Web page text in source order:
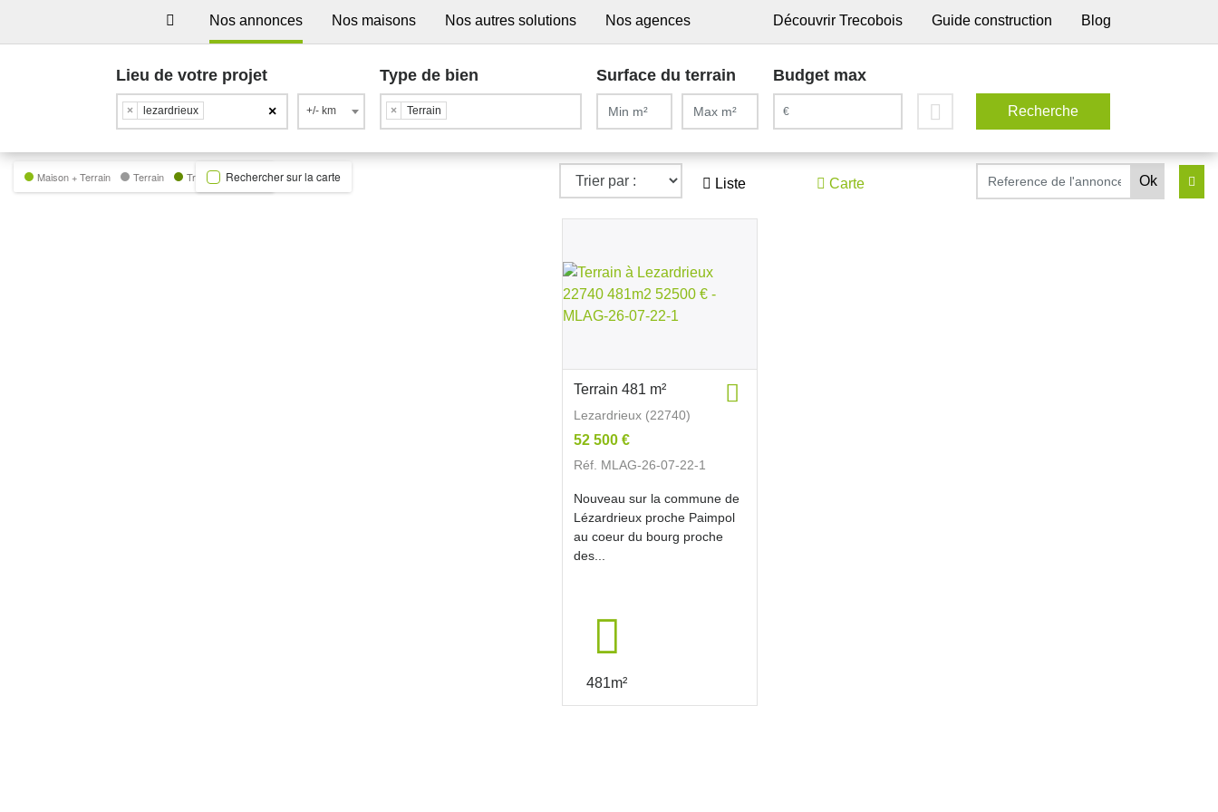
Nos annonces Nos maisons Nos autres solutions Nos agences Découvrir Trecobois Guide construction Blog
Lieu de votre projet
×
× lezardrieux +/- km
Type de bien
× Terrain
Surface du terrain Budget max
Liste Carte
Maison + Terrain Terrain Trecobat GreenRechercher sur la carte
Terrain 481 m²
Lezardrieux (22740)
52 500 €
Réf. MLAG-26-07-22-1
Nouveau sur la commune de
Lézardrieux proche Paimpol
au coeur du bourg proche
des...
481m²